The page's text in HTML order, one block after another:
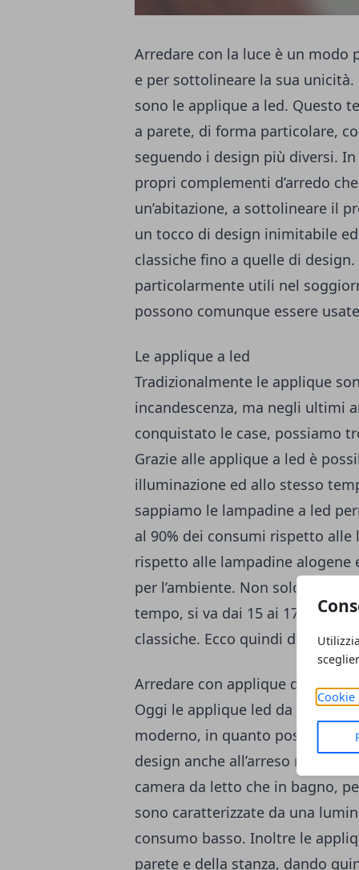
Cookie
Arredare con la luce è un modo
e per sottolineare la sua
sono le applique a led. Questo
a parete, di forma particolare,
seguendo i design più diversi.
propri complementi d’arredo
un’abitazione, a sottolineare il
un tocco di design inimitabile
classiche fino a quelle di
particolarmente utili nel
possono comunque essere
Le applique a led
Tradizionalmente le applique
incandescenza, ma negli ultimi
conquistato le case, possiamo
Grazie alle applique a led è
illuminazione ed allo stesso
sappiamo le lampadine a led
al 90% dei consumi rispetto
rispetto alle lampadine alogene
per l’ambiente. Non solo: la
tempo, si va dai 15 ai 17 anni a
classiche. Ecco quindi degli
Arredare con applique da
Oggi le applique led da interno
moderno, in quanto possono
design anche all’arreso molto
camera da letto che in bagno,
sono caratterizzate da una
consumo basso. Inoltre le
parete e della stanza, dando